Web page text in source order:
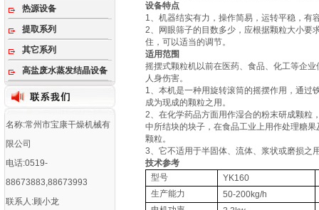
热源设备
提取系列
其它系列
高盐废水蒸发结晶设备
名称:常州市宝康干燥机械有
限公司
电话:0519-
88673883,88673993
联系人:顾小龙
设备特点
1、机器结实有力，操作简易，运转平稳，有
2、网眼筛子的目数多少，应根据颗粒大小要
住，可以适当的调节。
适用范围
摇摆式颗粒机以前在医药、食品、化工等企
人身伤害。
1、本机是一种用旋转滚筒的摇摆作用，通过
成为现成的颗粒之用。
2、在化学药品方面用作湿合的粉末研成颗粒
中所结块的块子，在食品工业上用作处理糖
颗粒。
3、它不适用于半固体、流体、浆状或磨损之
技术参考
型号
YK160
生产能力
50-200kg/h